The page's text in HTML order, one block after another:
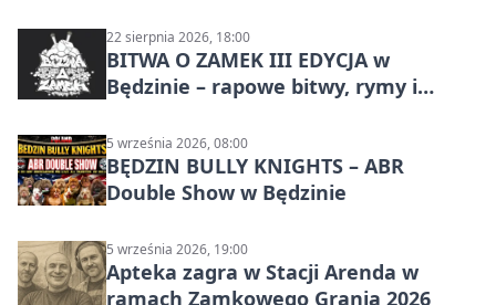
22 sierpnia 2026, 18:00
BITWA O ZAMEK III EDYCJA w
Będzinie – rapowe bitwy, rymy i
5 września 2026, 08:00
BĘDZIN BULLY KNIGHTS – ABR
Double Show w Będzinie
5 września 2026, 19:00
Apteka zagra w Stacji Arenda w
ramach Zamkowego Grania 2026